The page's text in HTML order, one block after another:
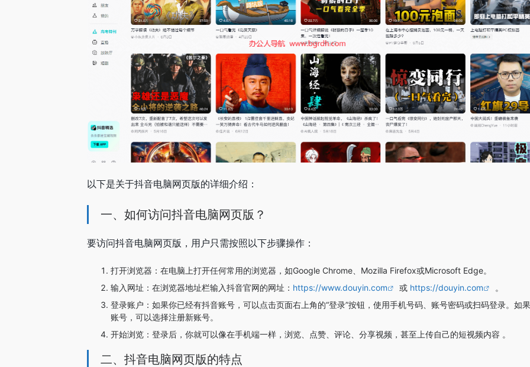
以下是关于抖音电脑网页版的详细介绍：
一、如何访问抖音电脑网页版？
要访问抖音电脑网页版，用户只需按照以下步骤操作：
打开浏览器：在电脑上打开任何常用的浏览器，如Google Chrome、Mozilla Firefox或Microsoft Edge。
输入网址：在浏览器地址栏输入抖音官网的网址： https://www.douyin.com 或 https://douyin.com
。
登录账户：如果你已经有抖音账号，可以点击页面右上角的“登录”按钮，使用手机号码、账号密码或扫码登录。如
账号，可以选择注册新账号。
开始浏览：登录后，你就可以像在手机端一样，浏览、点赞、评论、分享视频，甚至上传自己的短视频内容 。
二、抖音电脑网页版的特点